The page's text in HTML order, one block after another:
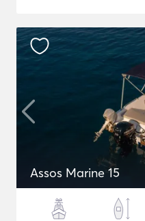
Assos Marine 15